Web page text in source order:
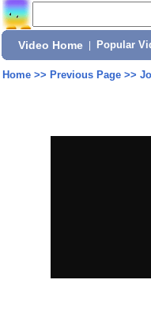
Video Home Popular
Home>> Previous Page>>